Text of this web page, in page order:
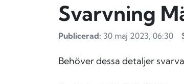
Svarvning
Publicerad: 30 maj 2023, 06:30
Behöver dessa detaljer